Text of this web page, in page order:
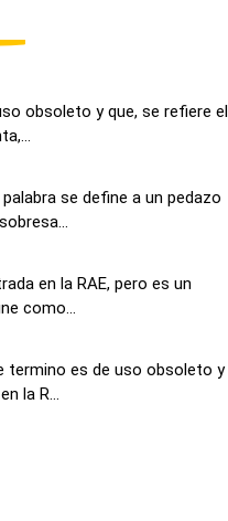
obsoleto y que, se refiere el
se define a un pedazo
en la RAE, pero es un
como...
termino es de uso obsoleto y
la R...